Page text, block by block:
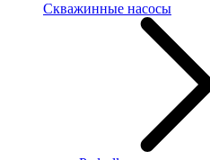
Скважинные насосы